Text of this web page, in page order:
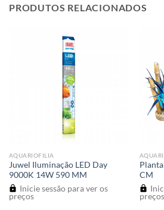
PRODUTOS RELACIONADOS
AQUARIOFILIA
Juwel Iluminação LED Day
9000K 14W 590 MM
Inicie sessão para ver os
preços
CM
preços